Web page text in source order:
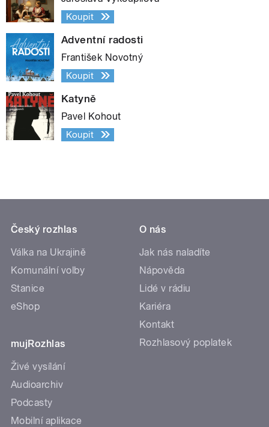
Koupit
Adventní radosti
František Novotný
Koupit
Katyně
Pavel Kohout
Koupit
Český rozhlas
Válka na Ukrajině
Komunální volby
Stanice
eShop
mujRozhlas
Živé vysílání
Audioarchiv
Podcasty
Mobilní aplikace
O nás
Jak nás naladíte
Nápověda
Lidé v rádiu
Kariéra
Kontakt
Rozhlasový poplatek